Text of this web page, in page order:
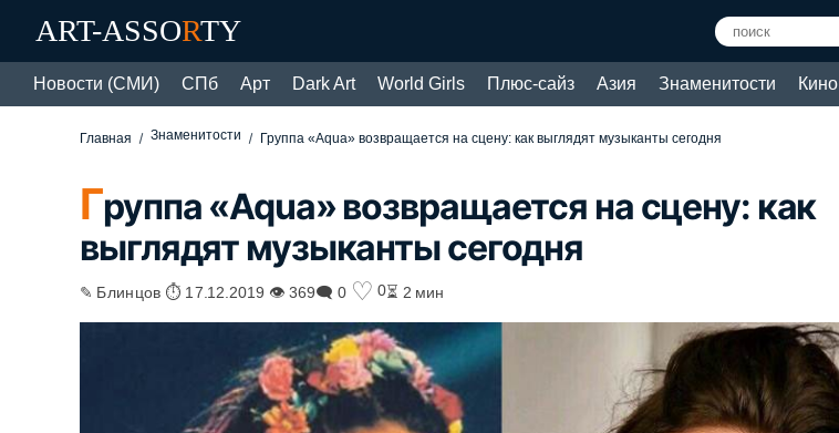
ART-ASSORTY
Новости (СМИ) СПб Арт Dark Art World Girls Плюс-сайз Азия Знаменитости Кино
Главная Знаменитости Группа «Aqua» возвращается на сцену: как выглядят музыканты сегодня
Группа «Aqua» возвращается на сцену: как
выглядят музыканты сегодня
✎ Блинцов ⏱ 17.12.2019 👁 369🗨 0 ♡ 0⏳ 2 мин